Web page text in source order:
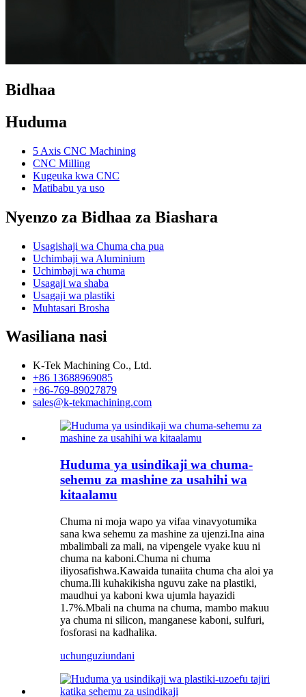
Bidhaa
Huduma
5 Axis CNC Machining
CNC Milling
Kugeuka kwa CNC
Matibabu ya uso
Nyenzo za Bidhaa za Biashara
Usagishaji wa Chuma cha pua
Uchimbaji wa Aluminium
Uchimbaji wa chuma
Usagaji wa shaba
Usagaji wa plastiki
Muhtasari Brosha
Wasiliana nasi
K-Tek Machining Co., Ltd.
+86 13688969085
+86-769-89027879
sales@k-tekmachining.com
Huduma ya usindikaji wa chuma-
sehemu za mashine za usahihi wa
kitaalamu
Chuma ni moja wapo ya vifaa vinavyotumika
sana kwa sehemu za mashine za ujenzi.Ina aina
mbalimbali za mali, na vipengele vyake kuu ni
chuma na kaboni.Chuma ni chuma
iliyosafishwa.Kawaida tunaiita chuma cha aloi ya
chuma.Ili kuhakikisha nguvu zake na plastiki,
maudhui ya kaboni kwa ujumla hayazidi
1.7%.Mbali na chuma na chuma, mambo makuu
ya chuma ni silicon, manganese kaboni, sulfuri,
fosforasi na kadhalika.
uchunguziundani